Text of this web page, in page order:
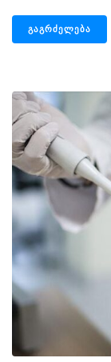
ᲒᲐᲒᲠᲫᲔᲚᲔᲑᲐ